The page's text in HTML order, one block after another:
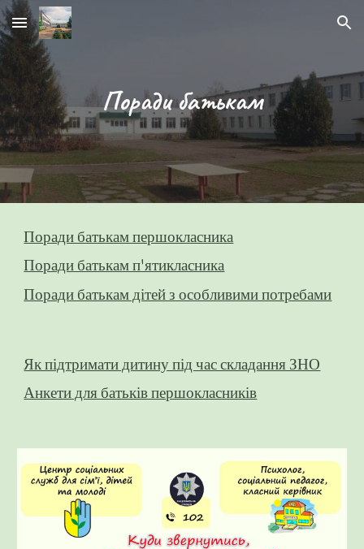
Skip to main content Skip to navigation
Поради батькам
Поради батькам першокласника
Поради батькам п'ятикласника
Поради батькам дітей з особливими потребами
Як підтримати дитину під час складання ЗНО
Анкети для батьків першокласників